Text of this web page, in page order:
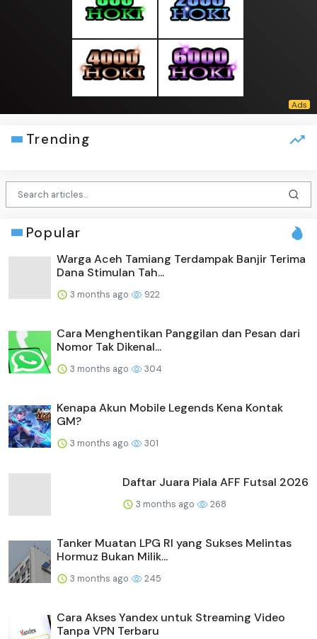
Trending
Popular
Warga Aceh Tamiang Terdampak Banjir Terima
Dana Stimulan Tah...
3 months ago 922
Cara Menghentikan Panggilan dan Pesan dari
Nomor Tak Dikenal...
3 months ago 304
Kenapa Akun Mobile Legends Kena Kontak
GM?
3 months ago 301
Daftar Juara Piala AFF Futsal 2026
3 months ago 268
Tanker Muatan LPG RI yang Sukses Melintas
Hormuz Bukan Milik...
3 months ago 245
Cara Akses Yandex untuk Streaming Video
Tanpa VPN Terbaru